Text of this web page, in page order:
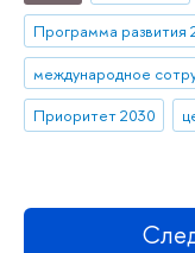
Программа развития
международное
Приоритет 2030